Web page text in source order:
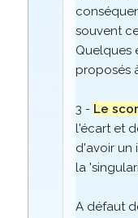
souvent
Quelques
proposés
3 - Le
l'écart et
d'avoir un
la
A défaut